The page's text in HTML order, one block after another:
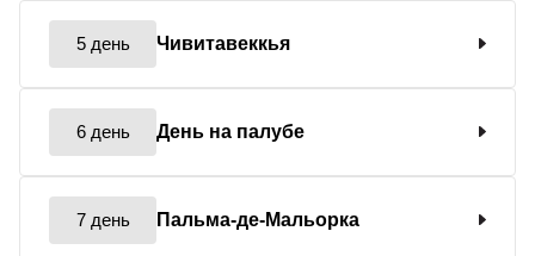
5 день Чивитавеккья
6 день День на палубе
7 день Пальма-де-Мальорка